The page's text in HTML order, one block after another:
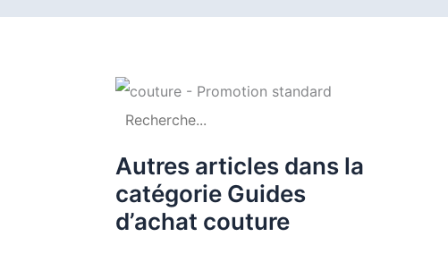
Autres articles dans la
catégorie Guides
d’achat couture